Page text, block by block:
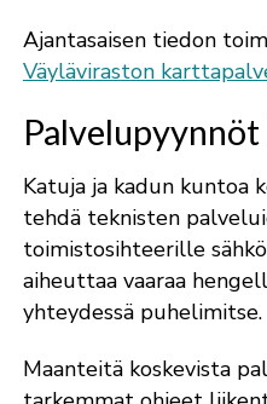
Ajantasaisen tiedon
Väyläviraston
Katuja ja kadun kuntoa
tehdä teknisten
toimistosihteerille
aiheuttaa vaaraa
yhteydessä puhelimitse.
Maanteitä koskevista